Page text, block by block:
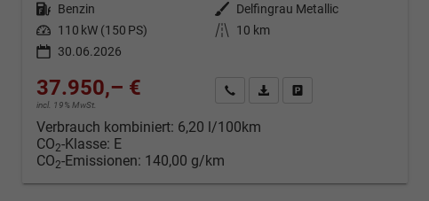
drucken
Kraftstoff Benzin Außenfarbe Delfingrau Metallic
Leistung 110 kW (150 PS) Kilometerstand
10 km
30.06.2026
37.950,– €
incl. 19% MwSt.
Kontakt & Angebot anfordern
PDF-Datei, Fahrzeugexposé
Fahrzeug merken/Expose
Verbrauch kombiniert: 6,20 l/100km
CO2-Klasse: E
CO2-Emissionen: 140,00 g/km